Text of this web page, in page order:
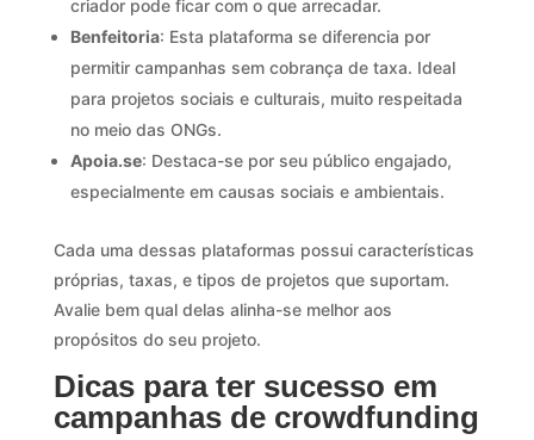
criador pode ficar com o que arrecadar.
Benfeitoria: Esta plataforma se diferencia por
permitir campanhas sem cobrança de taxa. Ideal
para projetos sociais e culturais, muito respeitada
no meio das ONGs.
Apoia.se: Destaca-se por seu público engajado,
especialmente em causas sociais e ambientais.
Cada uma dessas plataformas possui características
próprias, taxas, e tipos de projetos que suportam.
Avalie bem qual delas alinha-se melhor aos
propósitos do seu projeto.
Dicas para ter sucesso em
campanhas de crowdfunding